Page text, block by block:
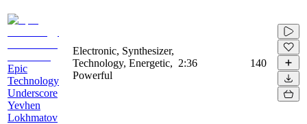
Epic
Technology
Underscore
Yevhen
Lokhmatov
Electronic, Synthesizer,
Technology, Energetic,
Powerful
2:36 140